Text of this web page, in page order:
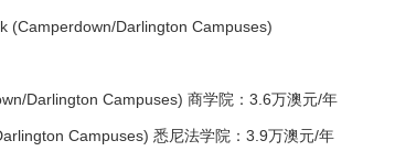
Darlington Campuses)
Darlington Campuses) 商学院：3.6万澳元/年
Campuses) 悉尼法学院：3.9万澳元/年